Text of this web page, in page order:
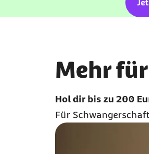
Mehr
Hol dir bis zu 200
Für